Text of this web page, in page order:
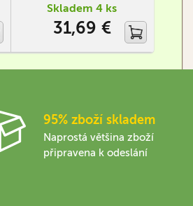
sfinga, Medúza či oživlé
sochy.
Skladem 4 ks
31,69 €
95% zboží skladem
Naprostá většina zboží
připravena k odeslání